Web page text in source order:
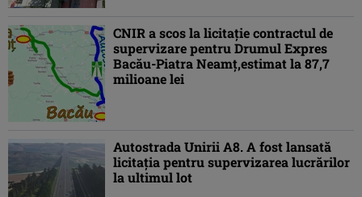
CNIR a scos la licitaţie contractul de
supervizare pentru Drumul Expres
Bacău-Piatra Neamţ,estimat la 87,7
milioane lei
Autostrada Unirii A8. A fost lansată
licitația pentru supervizarea lucrărilor
la ultimul lot